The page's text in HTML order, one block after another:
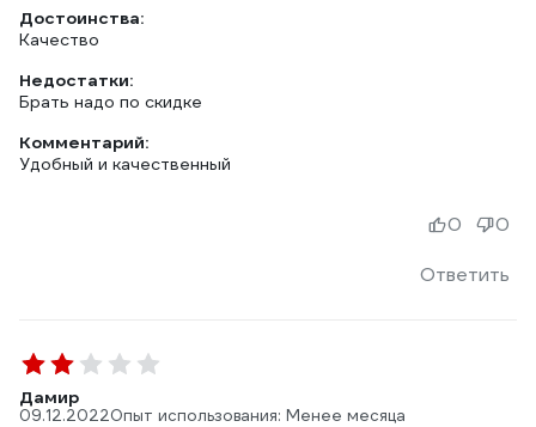
Достоинства:
Качество
Недостатки:
Брать надо по скидке
Комментарий:
Удобный и качественный
Ответить
0 0
Дамир
09.12.2022Опыт использования: Менее месяца